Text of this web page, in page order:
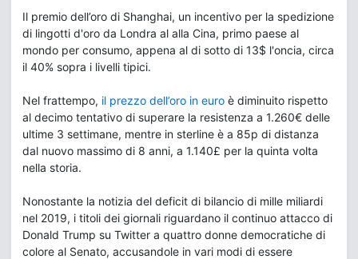
Il premio dell’oro di Shanghai, un incentivo per la spedizione
di lingotti d'oro da Londra al alla Cina, primo paese al
mondo per consumo, appena al di sotto di 13$ l'oncia, circa
il 40% sopra i livelli tipici.
Nel frattempo, il prezzo dell’oro in euro è diminuito rispetto
al decimo tentativo di superare la resistenza a 1.260€ delle
ultime 3 settimane, mentre in sterline è a 85p di distanza
dal nuovo massimo di 8 anni, a 1.140£ per la quinta volta
nella storia.
Nonostante la notizia del deficit di bilancio di mille miliardi
nel 2019, i titoli dei giornali riguardano il continuo attacco di
Donald Trump su Twitter a quattro donne democratiche di
colore al Senato, accusandole in vari modi di essere